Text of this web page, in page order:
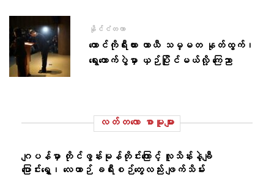
နိုင်ငံတကာ
တောင်ကိုရီးယား ယာယီ သမ္မတ နုတ်ထွက်၊
ရွေးကောက်ပွဲမှာ ယှဉ်ပြိုင်မယ်လို့ ကြေညာ
လတ်တ‌လော စာမူများ
ဂျပန်မှာ တိုင်ဖွန်းမုန်တိုင်းကြောင့် လူသိန်းနဲ့ချီ
ပြောင်းရွှေ့၊ လေယာဉ် ခရီးစဉ်တွေလည်း ဖျက်သိမ်း